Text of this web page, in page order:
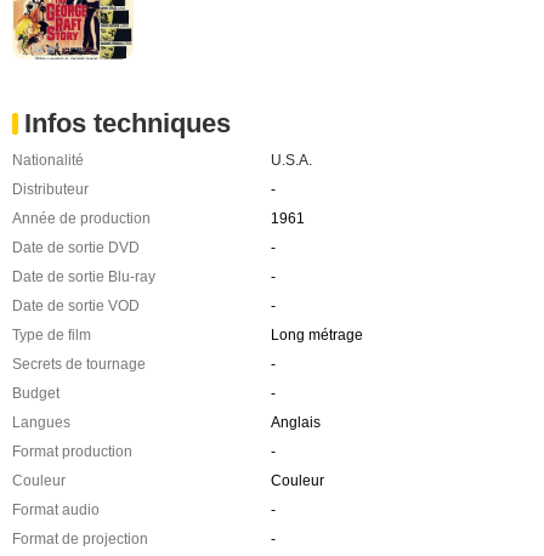
Infos techniques
Nationalité
U.S.A.
Distributeur
-
Année de production
1961
Date de sortie DVD
-
Date de sortie Blu-ray
-
Date de sortie VOD
-
Type de film
Long métrage
Secrets de tournage
-
Budget
-
Langues
Anglais
Format production
-
Couleur
Couleur
Format audio
-
Format de projection
-